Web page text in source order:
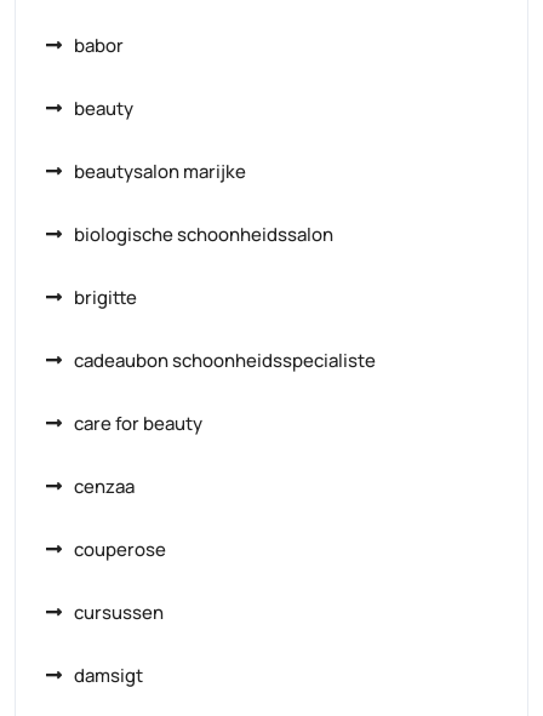
babor
beauty
beautysalon marijke
biologische schoonheidssalon
brigitte
cadeaubon schoonheidsspecialiste
care for beauty
cenzaa
couperose
cursussen
damsigt